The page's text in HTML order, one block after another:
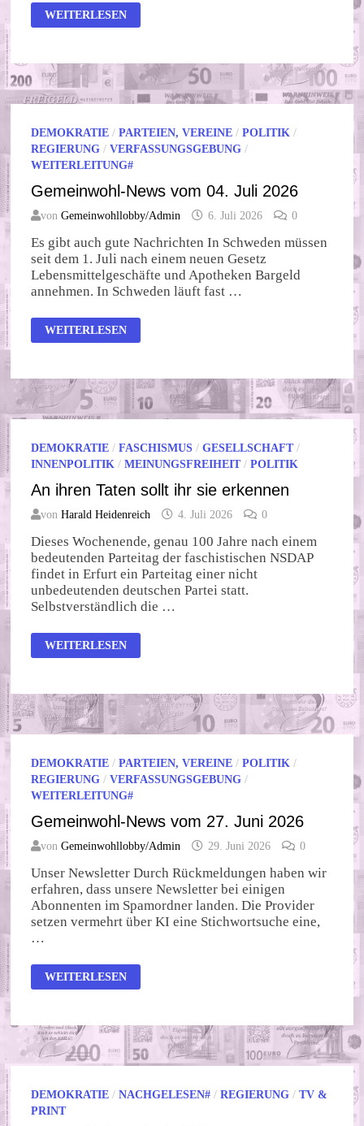
GEMEINWOHL-
NEWS
2026
WEITERLESEN
DEMOKRATIE /PARTEIEN, VEREINE /POLITIK /
REGIERUNG /VERFASSUNGSGEBUNG /
WEITERLEITUNG#
Gemeinwohl-News vom 04. Juli 2026
vonGemeinwohllobby/Admin 6. Juli 2026 0
Es gibt auch gute Nachrichten In Schweden müssen
seit dem 1. Juli nach einem neuen Gesetz
Lebensmittelgeschäfte und Apotheken Bargeld
annehmen. In Schweden läuft fast …
GEMEINWOHL-
NEWS
2026
WEITERLESEN
DEMOKRATIE /FASCHISMUS /GESELLSCHAFT/
INNENPOLITIK /MEINUNGSFREIHEIT/POLITIK
An ihren Taten sollt ihr sie erkennen
vonHarald Heidenreich 4. Juli 2026 0
Dieses Wochenende, genau 100 Jahre nach einem
bedeutenden Parteitag der faschistischen NSDAP
findet in Erfurt ein Parteitag einer nicht
unbedeutenden deutschen Partei statt.
Selbstverständlich die …
AN
IHREN
SIE
ERKENNEN
WEITERLESEN
DEMOKRATIE /PARTEIEN, VEREINE /POLITIK /
REGIERUNG /VERFASSUNGSGEBUNG /
WEITERLEITUNG#
Gemeinwohl-News vom 27. Juni 2026
vonGemeinwohllobby/Admin 29. Juni 2026 0
Unser Newsletter Durch Rückmeldungen haben wir
erfahren, dass unsere Newsletter bei einigen
Abonnenten im Spamordner landen. Die Provider
setzen vermehrt über KI eine Stichwortsuche eine,
…
GEMEINWOHL-
NEWS
2026
WEITERLESEN
DEMOKRATIE /NACHGELESEN# /REGIERUNG /TV &
PRINT